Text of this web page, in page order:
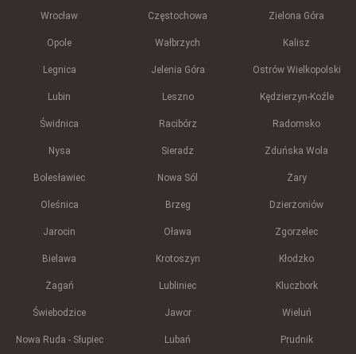
Wrocław Częstochowa Zielona Góra
Opole Wałbrzych Kalisz
Legnica Jelenia Góra Ostrów Wielkopolski
Lubin Leszno Kędzierzyn-Koźle
Świdnica Racibórz Radomsko
Nysa Sieradz Zduńska Wola
Bolesławiec Nowa Sól Żary
Oleśnica Brzeg Dzierżoniów
Jarocin Oława Zgorzelec
Bielawa Krotoszyn Kłodzko
Żagań Lubliniec Kluczbork
Świebodzice Jawor Wieluń
Nowa Ruda - Słupiec Lubań Prudnik